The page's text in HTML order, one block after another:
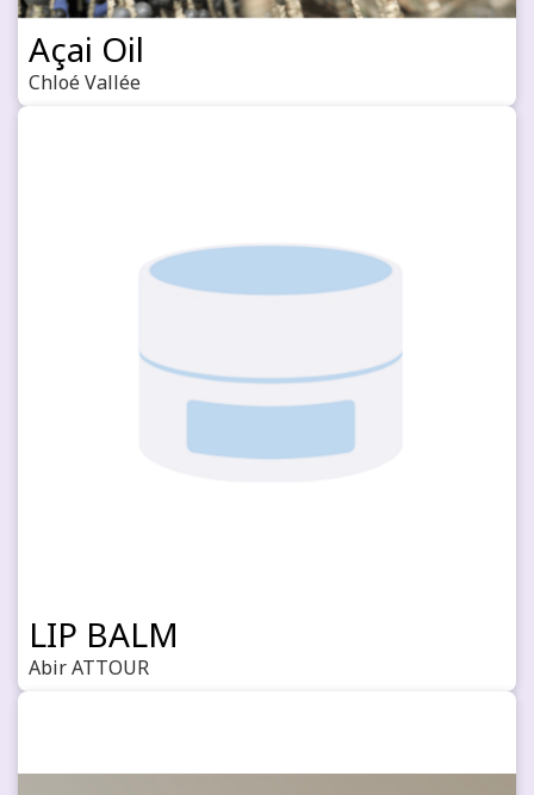
Açai Oil
Chloé Vallée
LIP BALM
Abir ATTOUR